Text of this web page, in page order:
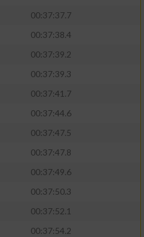
00:37:37.7
00:37:38.4
00:37:39.2
00:37:39.3
00:37:41.7
00:37:44.6
00:37:47.5
00:37:47.8
00:37:49.6
00:37:50.3
00:37:52.1
00:37:54.2